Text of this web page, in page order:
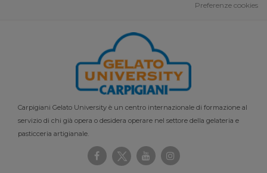
Preferenze cookies
Carpigiani Gelato University è un centro internazionale di formazione al
servizio di chi già opera o desidera operare nel settore della gelateria e
pasticceria artigianale.